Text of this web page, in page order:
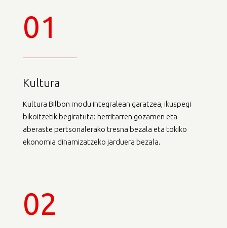
01
Kultura
Kultura Bilbon modu integralean garatzea, ikuspegi
bikoitzetik begiratuta: herritarren gozamen eta
aberaste pertsonalerako tresna bezala eta tokiko
ekonomia dinamizatzeko jarduera bezala.
02